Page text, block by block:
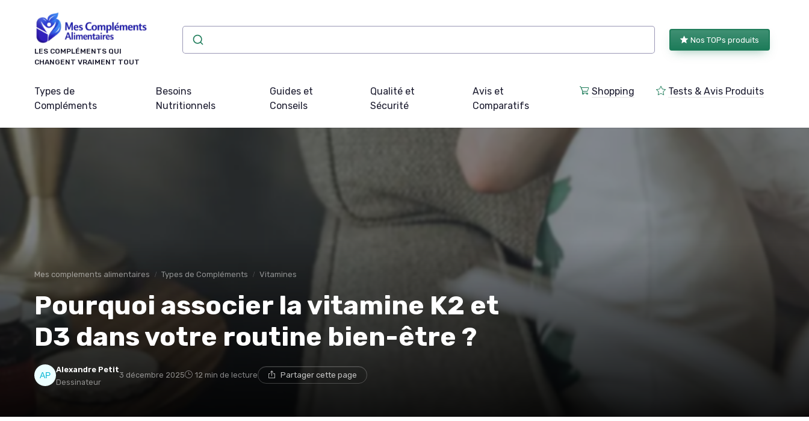
LES COMPLÉMENTS QUI
CHANGENT VRAIMENT TOUT
Nos TOPs produits
Types de
Compléments
Besoins
Nutritionnels
Guides et
Conseils
Qualité et
Sécurité
Avis et
Comparatifs
Shopping Tests & Avis Produits
Mes complements alimentaires Types de Compléments Vitamines
Pourquoi associer la vitamine K2 et
D3 dans votre routine bien-être ?
Alexandre Petit
Dessinateur
3 décembre 2025 12 min de lecture Partager cette page